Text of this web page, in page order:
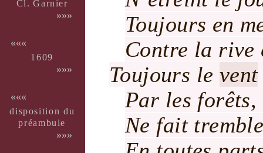
Cl. Gar­nier
»»»
«««
1609
»»»
«««
dispo­si­tion du
pré­am­bule
»»»
Toujours en
Contre la rive
Toujours le vent
Par les forêts,
Ne fait